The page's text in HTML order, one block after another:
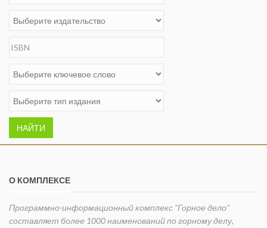
НАЙТИ
О КОМПЛЕКСЕ
Программно-информационный комплекс "Горное дело"
составляет более 1000 наименований по горному делу,